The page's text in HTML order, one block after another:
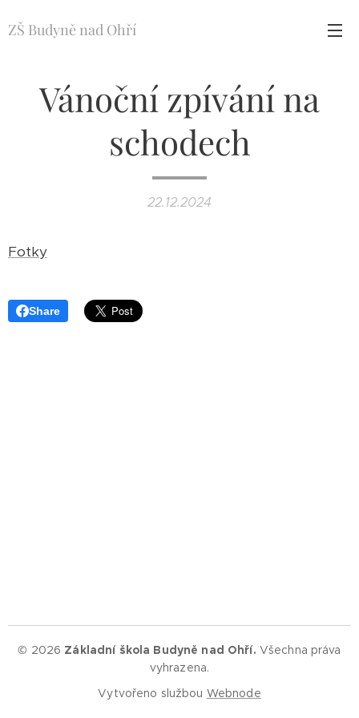
ZŠ Budyně nad Ohří
Vánoční zpívání na
schodech
22.12.2024
Fotky
Share
© 2026 Základní škola Budyně nad Ohří. Všechna práva
vyhrazena.
Vytvořeno službou Webnode